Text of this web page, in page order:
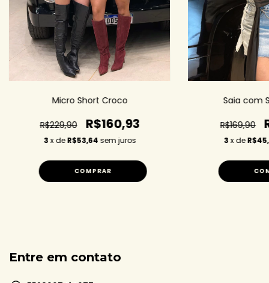
Micro Short Croco
R$229,90 R$160,93
3x deR$53,64 sem juros
COMPRAR
Saia com
R$169,90
3 x de
Entre em contato